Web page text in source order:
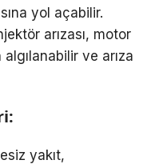
yol açabilir.
arızası, motor
ve arıza
yakıt,